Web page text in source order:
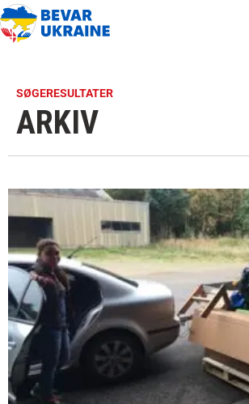
SØGERESULTATER
ARKIV